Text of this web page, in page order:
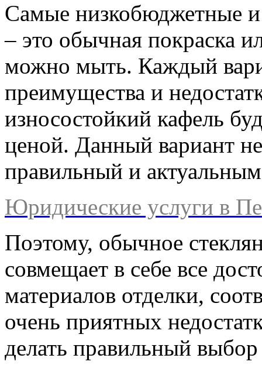
Самые низкобюджетные и
– это обычная покраска
можно мыть. Каждый
преимущества и
износостойкий кафель
ценой. Данный вариант не
правильный и
Юридические услуги в
Поэтому, обычное
совмещает в себе все
материалов отделки,
очень приятных
делать правильный